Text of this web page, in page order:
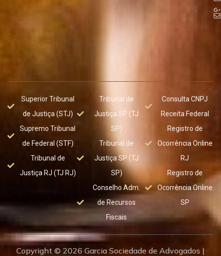
Superior Tribunal
de Justiça (STJ)
Supremo Tribunal
de Federal (STF)
Tribunal de
Justiça RJ (TJ RJ)
Tribunal de
Justiça SP (TJ
SP)
Tribunal de
Justiça SP (TJ
SP)
Conselho Adm.
de Recursos
Fiscais
Consulta CNPJ
Receita Federal
Registro de
Ocorrência Online
RJ
Registro de
Ocorrência Online
SP
Copyright © 2026 Garcia Sociedade de Advogados |